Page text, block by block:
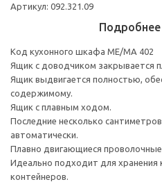
Артикул: 092.321.09
Подробнее
Код кухонного шкафа ME/MA 402
Ящик с доводчиком закрывается
Ящик выдвигается полностью,
содержимому.
Ящик с плавным ходом.
Последние несколько
автоматически.
Плавно двигающиеся
Идеально подходит для хранения
контейнеров.